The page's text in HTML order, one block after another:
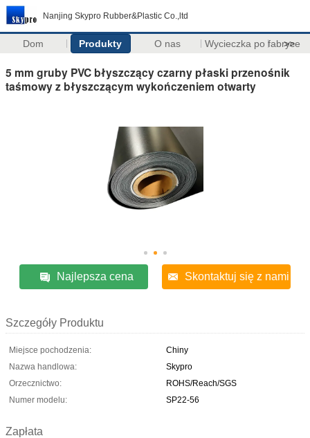
Nanjing Skypro Rubber&Plastic Co.,ltd
Dom Produkty O nas Wycieczka po fabryce
>>
5 mm gruby PVC błyszczący czarny płaski przenośnik
taśmowy z błyszczącym wykończeniem otwarty
Najlepsza cena Skontaktuj się z nami
Szczegóły Produktu
Miejsce pochodzenia:
Chiny
Nazwa handlowa:
Skypro
Orzecznictwo:
ROHS/Reach/SGS
Numer modelu:
SP22-56
Zapłata